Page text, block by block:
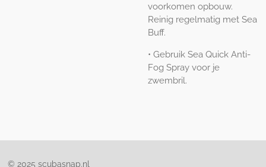
voorkomen opbouw.
Reinig regelmatig met Sea
Buff.
• Gebruik Sea Quick Anti-
Fog Spray voor je
zwembril.
© 2025 scubasnap.nl